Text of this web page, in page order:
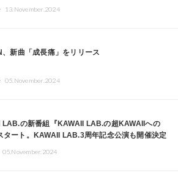
13.November.2024
新曲「成長痛」をリリース
05.November.2024
LAB.の新番組『KAWAII LAB.の超KAWAIIへの
タート。KAWAII LAB.3周年記念公演も開催決定
05.November.2024